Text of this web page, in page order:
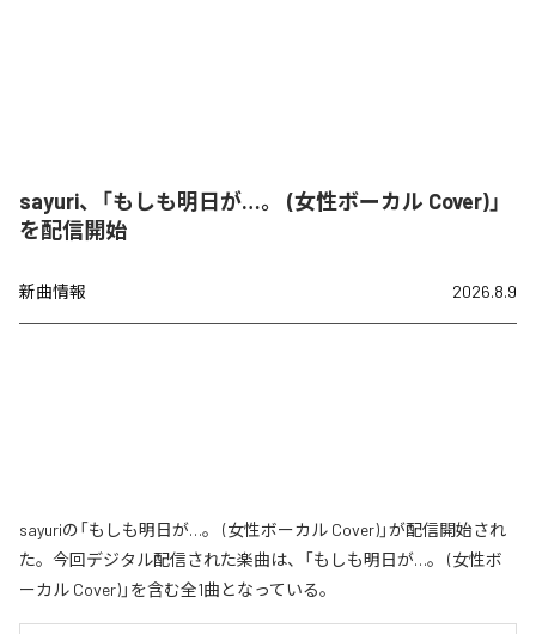
sayuri、「もしも明日が…。 (女性ボーカル Cover)」
を配信開始
新曲情報 2026.8.9
sayuriの「もしも明日が…。 (女性ボーカル Cover)」が配信開始され
た。今回デジタル配信された楽曲は、「もしも明日が…。 (女性ボ
ーカル Cover)」を含む全1曲となっている。